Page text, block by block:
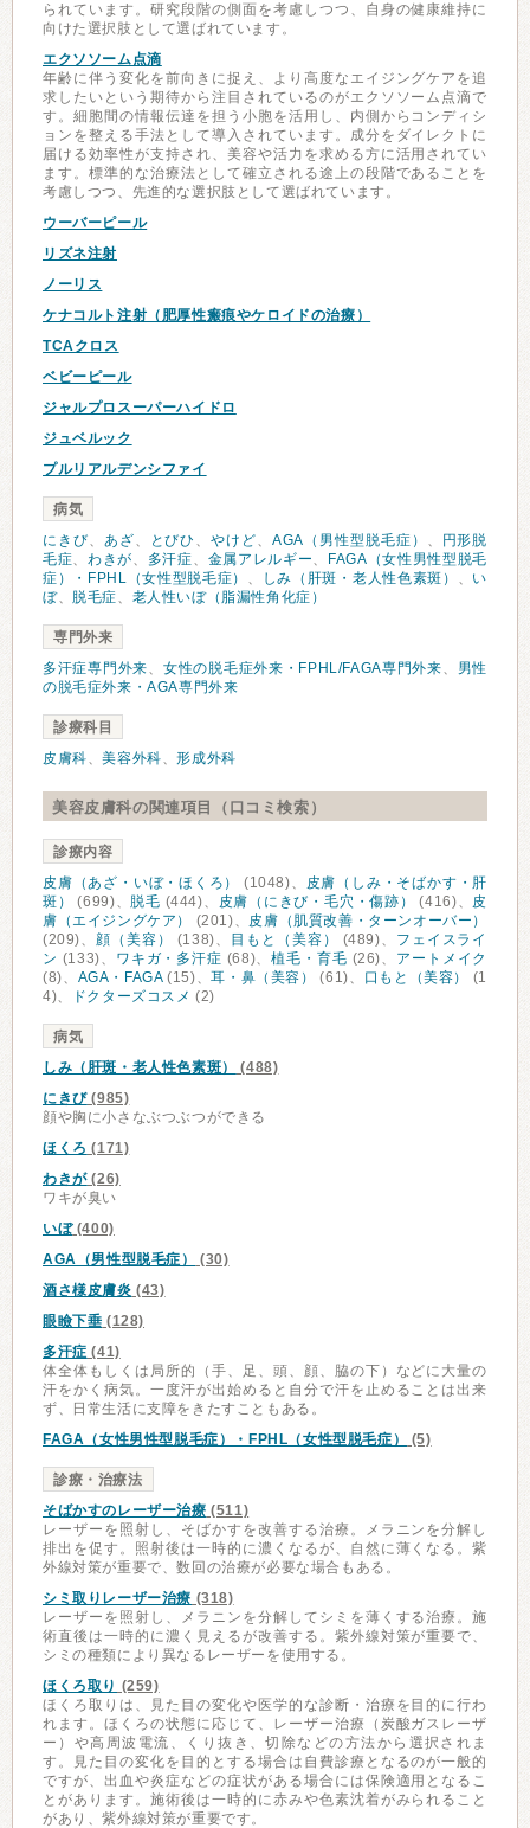
られています。研究段階の側面を考慮しつつ、自身の健康維持に
向けた選択肢として選ばれています。
エクソソーム点滴
年齢に伴う変化を前向きに捉え、より高度なエイジングケアを追
求したいという期待から注目されているのがエクソソーム点滴で
す。細胞間の情報伝達を担う小胞を活用し、内側からコンディシ
ョンを整える手法として導入されています。成分をダイレクトに
届ける効率性が支持され、美容や活力を求める方に活用されてい
ます。標準的な治療法として確立される途上の段階であることを
考慮しつつ、先進的な選択肢として選ばれています。
ウーバーピール
リズネ注射
ノーリス
ケナコルト注射（肥厚性瘢痕やケロイドの治療）
TCAクロス
ベビーピール
ジャルプロスーパーハイドロ
ジュベルック
プルリアルデンシファイ
病気
にきび、 あざ、 とびひ 、やけど、 AGA（男性型脱毛症） 、
円形脱
毛症、わきが、 多汗症、 金属アレルギー、
FAGA（女性男性型脱毛
症）・FPHL（女性型脱毛症） 、 しみ（肝斑・老人性色素斑） 、 い
ぼ、 脱毛症、 老人性いぼ（脂漏性角化症）
専門外来
多汗症専門外来、 女性の脱毛症外来・FPHL/FAGA専門外来、 男性
の脱毛症外来・AGA専門外来
診療科目
皮膚科、美容外科、形成外科
美容皮膚科の関連項目（口コミ検索）
診療内容
皮膚（あざ・いぼ・ほくろ）
(1048)、 皮膚（しみ・そばかす・肝
斑）
(699)、 脱毛 (444)、 皮膚（にきび・毛穴・傷跡） (416)、 皮
膚（エイジングケア）
(201)、 皮膚（肌質改善・ターンオーバー）
(209)、 顔（美容） (138)、 目もと（美容） (489)、 フェイスライ
ン (133)、 ワキガ・多汗症 (68)、植毛・育毛 (26)、 アートメイク
(8)、 AGA・FAGA(15)、耳・鼻（美容） (61)、 口もと（美容）
(1
4)、
ドクターズコスメ (2)
病気
しみ（肝斑・老人性色素斑）
(488)
にきび(985)
顔や胸に小さなぶつぶつができる
ほくろ (171)
わきが(26)
ワキが臭い
いぼ(400)
AGA（男性型脱毛症）
(30)
酒さ様皮膚炎 (43)
眼瞼下垂 (128)
多汗症 (41)
体全体もしくは局所的（手、足、頭、顔、脇の下）などに大量の
汗をかく病気。一度汗が出始めると自分で汗を止めることは出来
ず、日常生活に支障をきたすこともある。
FAGA（女性男性型脱毛症）・FPHL（女性型脱毛症）
(5)
診療・治療法
そばかすのレーザー治療 (511)
レーザーを照射し、そばかすを改善する治療。メラニンを分解し
排出を促す。照射後は一時的に濃くなるが、自然に薄くなる。紫
外線対策が重要で、数回の治療が必要な場合もある。
シミ取りレーザー治療 (318)
レーザーを照射し、メラニンを分解してシミを薄くする治療。施
術直後は一時的に濃く見えるが改善する。紫外線対策が重要で、
シミの種類により異なるレーザーを使用する。
ほくろ取り (259)
ほくろ取りは、見た目の変化や医学的な診断・治療を目的に行わ
れます。ほくろの状態に応じて、レーザー治療（炭酸ガスレーザ
ー）や高周波電流、くり抜き、切除などの方法から選択されま
す。見た目の変化を目的とする場合は自費診療となるのが一般的
ですが、出血や炎症などの症状がある場合には保険適用となるこ
とがあります。施術後は一時的に赤みや色素沈着がみられること
があり、紫外線対策が重要です。